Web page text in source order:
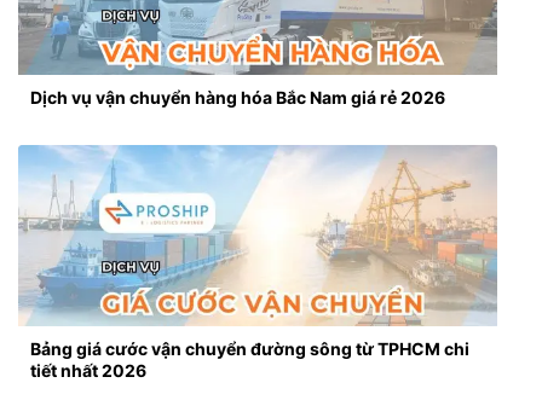
Dịch vụ vận chuyển hàng hóa Bắc Nam giá rẻ 2026
Bảng giá cước vận chuyển đường sông từ TPHCM chi
tiết nhất 2026